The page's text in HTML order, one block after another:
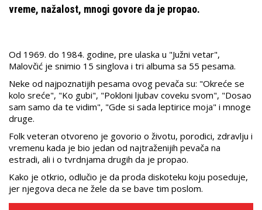
vreme, nažalost, mnogi govore da je propao.
Od 1969. do 1984. godine, pre ulaska u "Južni vetar",
Malovčić je snimio 15 singlova i tri albuma sa 55 pesama.
Neke od najpoznatijih pesama ovog pevača su: "Okreće se
kolo sreće", "Ko gubi", "Pokloni ljubav coveku svom", "Dosao
sam samo da te vidim", "Gde si sada leptirice moja" i mnoge
druge.
Folk veteran otvoreno je govorio o životu, porodici, zdravlju i
vremenu kada je bio jedan od najtraženijih pevača na
estradi, ali i o tvrdnjama drugih da je propao.
Kako je otkrio, odlučio je da proda diskoteku koju poseduje,
jer njegova deca ne žele da se bave tim poslom.